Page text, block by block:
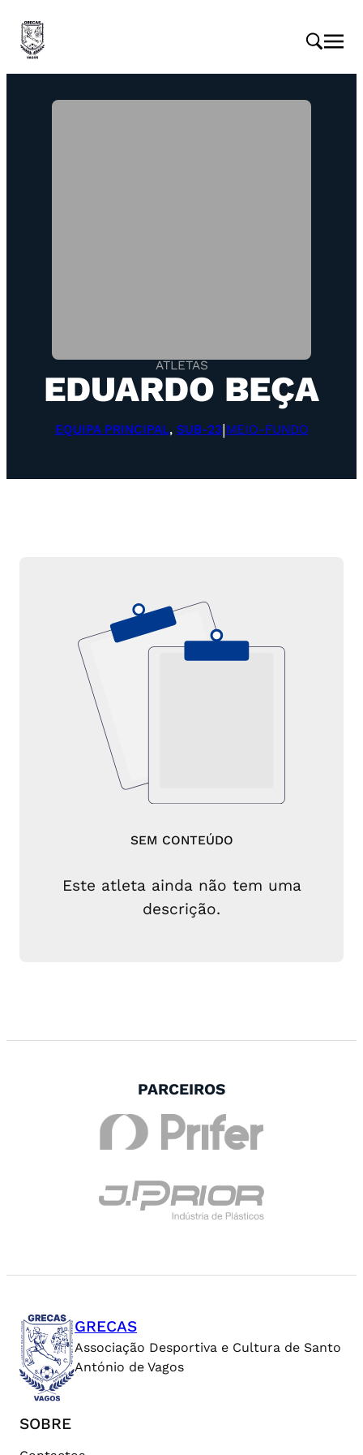
ATLETAS
EDUARDO BEÇA
EQUIPA PRINCIPAL, SUB-23|MEIO-FUNDO
SEM CONTEÚDO
Este atleta ainda não tem uma
descrição.
PARCEIROS
GRECAS
Associação Desportiva e Cultura de Santo
António de Vagos
SOBRE